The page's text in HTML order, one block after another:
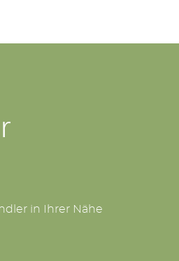
in Ihrer Nähe